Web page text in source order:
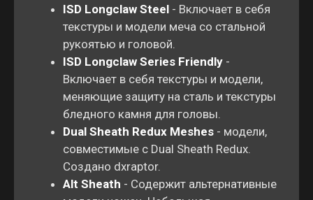
ISD Longclaw Steel - Включает в себя
текстуры и модели меча со стальной
рукоятью и головой.
ISD Longclaw Series Friendly -
Включает в себя текстуры и модели,
меняющие защиту на сталь и текстуры
бледного камня для головы.
Dual Sheath Redux Meshes - модели,
совместимые с Dual Sheath Redux.
Создано dxraptor.
Alt Sheath - Содержит альтернативные